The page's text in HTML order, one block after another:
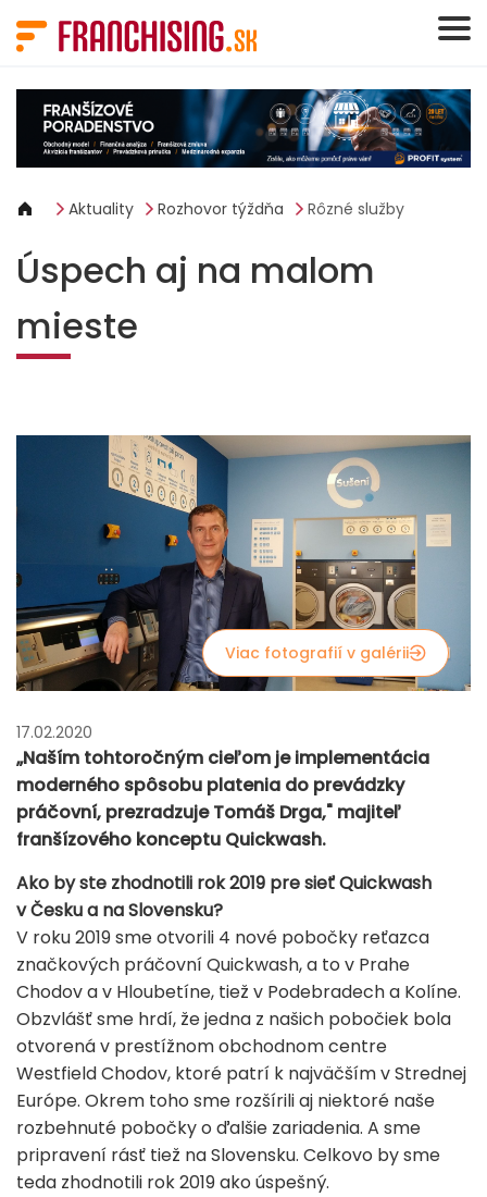
Aktuality Rozhovor týždňa Rôzné služby
Úspech aj na malom
mieste
Viac fotografií v galérii
17.02.2020
„Naším tohtoročným cieľom je implementácia
moderného spôsobu platenia do prevádzky
práčovní, prezradzuje Tomáš Drga," majiteľ
franšízového konceptu Quickwash.
Ako by ste zhodnotili rok 2019 pre sieť Quickwash
v Česku a na Slovensku?
V roku 2019 sme otvorili 4 nové pobočky reťazca
značkových práčovní Quickwash, a to v Prahe
Chodov a v Hloubetíne, tiež v Podebradech a Kolíne.
Obzvlášť sme hrdí, že jedna z našich pobočiek bola
otvorená v prestížnom obchodnom centre
Westfield Chodov, ktoré patrí k najväčším v Strednej
Európe. Okrem toho sme rozšírili aj niektoré naše
rozbehnuté pobočky o ďalšie zariadenia. A sme
pripravení rásť tiež naSlovensku. Celkovo by sme
teda zhodnotili rok 2019 ako úspešný.